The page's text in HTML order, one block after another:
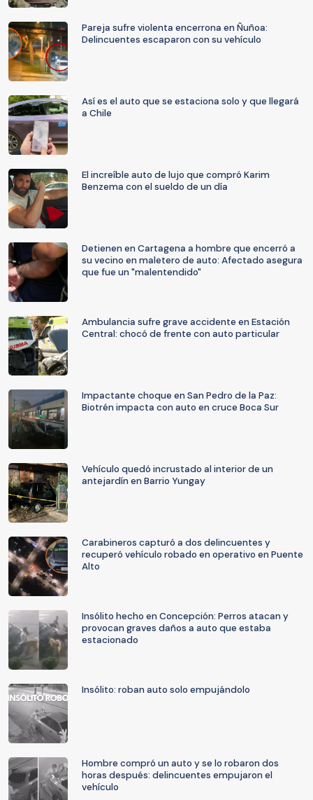
Pareja sufre violenta encerrona en Ñuñoa:
Delincuentes escaparon con su vehículo
Así es el auto que se estaciona solo y que llegará
a Chile
El increíble auto de lujo que compró Karim
Benzema con el sueldo de un día
Detienen en Cartagena a hombre que encerró a
su vecino en maletero de auto: Afectado asegura
que fue un "malentendido"
Ambulancia sufre grave accidente en Estación
Central: chocó de frente con auto particular
Impactante choque en San Pedro de la Paz:
Biotrén impacta con auto en cruce Boca Sur
Vehículo quedó incrustado al interior de un
antejardín en Barrio Yungay
Carabineros capturó a dos delincuentes y
recuperó vehículo robado en operativo en Puente
Alto
Insólito hecho en Concepción: Perros atacan y
provocan graves daños a auto que estaba
estacionado
Insólito: roban auto solo empujándolo
Hombre compró un auto y se lo robaron dos
horas después: delincuentes empujaron el
vehículo